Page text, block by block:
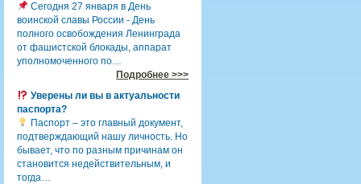
Сегодня 27 января в День
воинской славы России - День
полного освобождения Ленинграда
от фашистской блокады, аппарат
уполномоченного по…
Подробнее >>>
Уверены ли вы в актуальности
паспорта?
Паспорт – это главный документ,
подтверждающий нашу личность. Но
бывает, что по разным причинам он
становится недействительным, и
тогда…